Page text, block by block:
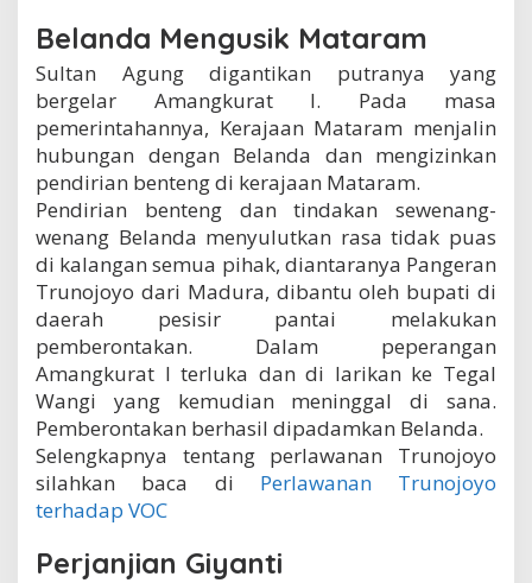
Belanda Mengusik Mataram
Sultan Agung digantikan putranya yang
bergelar Amangkurat I. Pada masa
pemerintahannya, Kerajaan Mataram menjalin
hubungan dengan Belanda dan mengizinkan
pendirian benteng di kerajaan Mataram.
Pendirian benteng dan tindakan sewenang-
wenang Belanda menyulutkan rasa tidak puas
di kalangan semua pihak, diantaranya Pangeran
Trunojoyo dari Madura, dibantu oleh bupati di
daerah pesisir pantai melakukan
pemberontakan. Dalam peperangan
Amangkurat I terluka dan di larikan ke Tegal
Wangi yang kemudian meninggal di sana.
Pemberontakan berhasil dipadamkan Belanda.
Selengkapnya tentang perlawanan Trunojoyo
silahkan baca di Perlawanan Trunojoyo
terhadap VOC
Perjanjian Giyanti